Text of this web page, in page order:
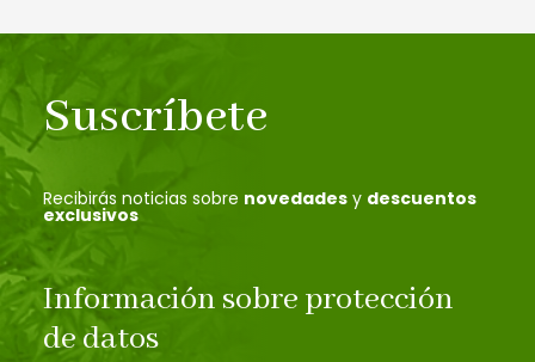
Suscríbete
Recibirás noticias sobre novedades y descuentos
exclusivos
Información sobre protección
de datos